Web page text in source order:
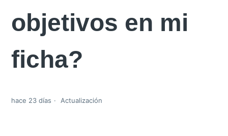
objetivos en mi
ficha?
hace 23 días Actualización